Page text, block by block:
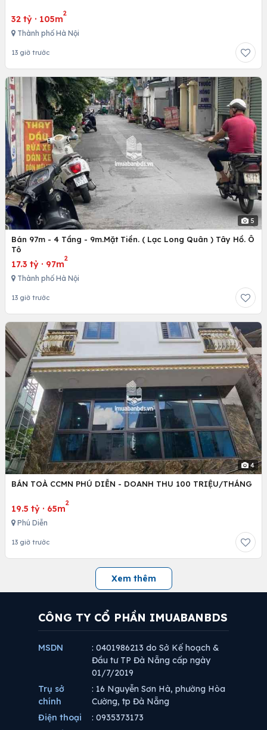
32 tỷ · 105m
2
Thành phố Hà Nội
13 giờ trước
5
Bán 97m - 4 Tầng - 9m.Mặt Tiền. ( Lạc Long Quân ) Tây Hồ. Ô
Tô
17.3 tỷ · 97m
2
Thành phố Hà Nội
13 giờ trước
4
BÁN TOÀ CCMN PHÚ DIỄN - DOANH THU 100 TRIỆU/THÁNG
19.5 tỷ · 65m
2
Phú Diễn
13 giờ trước
Xem thêm
CÔNG TY CỔ PHẦN IMUABANBDS
MSDN
: 0401986213 do Sở Kế hoạch &
Đầu tư TP Đà Nẵng cấp ngày
01/7/2019
Trụ sở
chính
: 16 Nguyễn Sơn Hà, phường Hòa
Cường, tp Đà Nẵng
Điện thoại
: 0935373173